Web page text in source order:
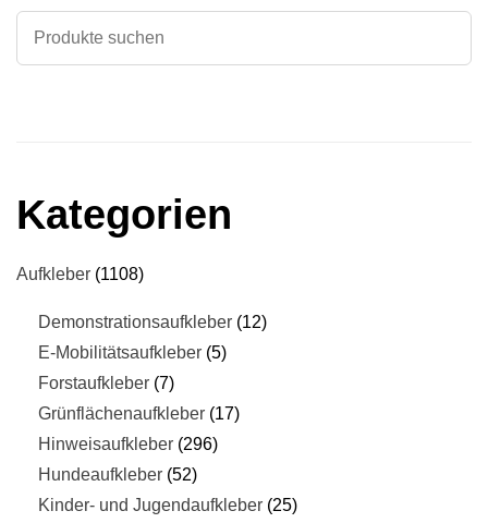
Kategorien
Aufkleber 1108
Demonstrationsaufkleber 12
E-Mobilitätsaufkleber 5
Forstaufkleber 7
Grünflächenaufkleber 17
Hinweisaufkleber 296
Hundeaufkleber 52
Kinder- und Jugendaufkleber 25